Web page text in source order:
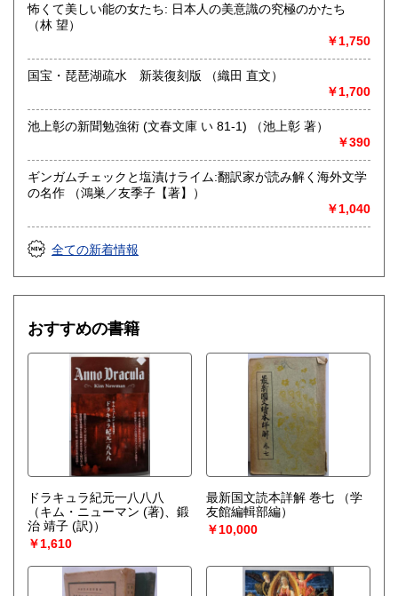
怖くて美しい能の女たち: 日本人の美意識の究極のかたち
（林 望）
￥1,750
国宝・琵琶湖疏水 新装復刻版 （織田 直文）
￥1,700
池上彰の新聞勉強術 (文春文庫 い 81-1) （池上彰 著）
￥390
ギンガムチェックと塩漬けライム:翻訳家が読み解く海外文学
の名作 （鴻巣／友季子【著】）
￥1,040
全ての新着情報
おすすめの書籍
ドラキュラ紀元一八八八
（キム・ニューマン (著)、鍛
治 靖子 (訳)）
￥1,610
最新国文読本詳解 巻七
（学
友館編輯部編）
￥10,000